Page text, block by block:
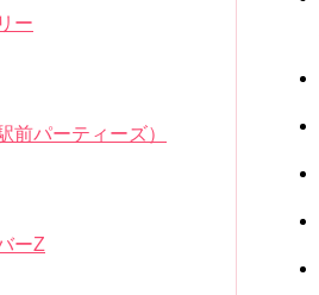
ー
前パーティーズ）
ーZ